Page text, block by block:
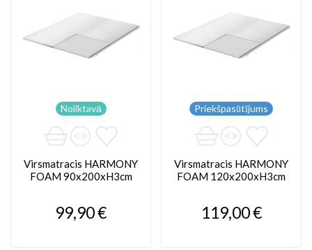
Noliktavā
Virsmatracis HARMONY
FOAM 90x200xH3cm
99,90 €
Priekšpasūtījums
Virsmatracis HARMONY
FOAM 120x200xH3cm
119,00 €